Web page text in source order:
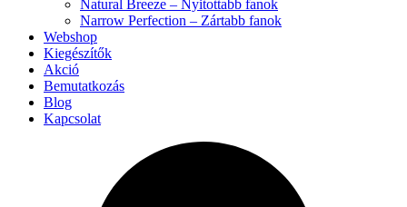
Natural Breeze – Nyitottabb fanok
Narrow Perfection – Zártabb fanok
Webshop
Kiegészítők
Akció
Bemutatkozás
Blog
Kapcsolat